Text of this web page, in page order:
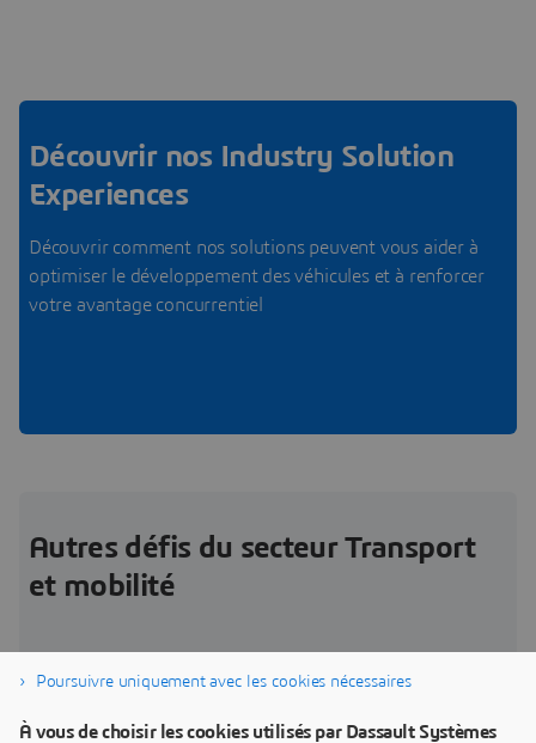
Découvrir nos Industry Solution
Experiences
Découvrir comment nos solutions peuvent vous aider à
optimiser le développement des véhicules et à renforcer
votre avantage concurrentiel
Autres défis du secteur Transport
et mobilité
Poursuivre uniquement avec les cookies nécessaires
À vous de choisir les cookies utilisés par Dassault Systèmes